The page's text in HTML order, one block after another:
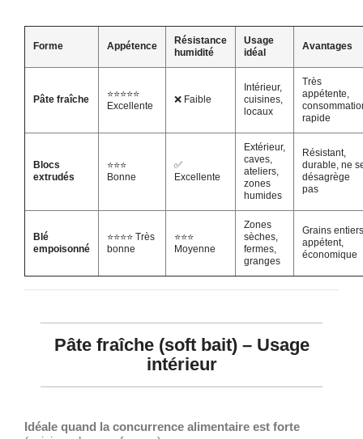
Forme Appétence
Résistance
humidité
Usage
idéal
Avantages
Pâte fraîche
⭐⭐⭐⭐⭐
Excellente
❌ Faible
Intérieur,
cuisines,
locaux
Très
appétente,
rapide
Blocs
extrudés
⭐⭐⭐
Bonne
✅
Excellente
Extérieur,
caves,
ateliers,
zones
humides
Résistant,
durable, ne
désagrège
pas
Blé
empoisonné
⭐⭐⭐⭐ Très
bonne
⭐⭐⭐
Moyenne
Zones
sèches,
fermes,
granges
Grains
appétent,
économique
Pâte fraîche (soft bait) – Usage
intérieur
Idéale quand la concurrence alimentaire est forte